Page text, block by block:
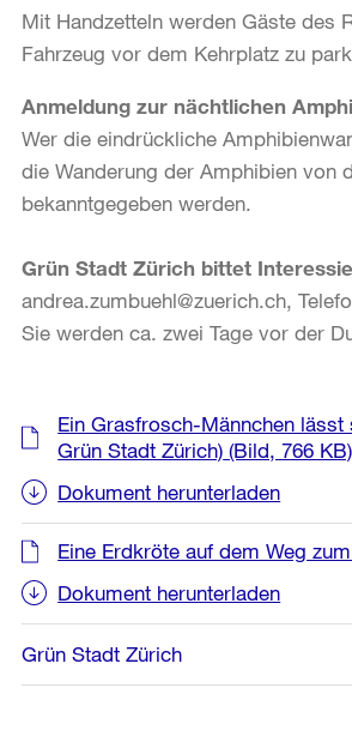
Mit Handzetteln werden Gäste des
Fahrzeug vor dem Kehrplatz zu
Anmeldung zur nächtlichen
Wer die eindrückliche
die Wanderung der Amphibien von
bekanntgegeben werden.
Grün Stadt Zürich bittet
andrea.zumbuehl@zuerich.ch,
Sie werden ca. zwei Tage vor der
Weitere
Informationen
Ein Grasfrosch-Männchen
Grün Stadt Zürich) (Bild, 766 KB)
Dokument herunterladen
Eine Erdkröte auf dem Weg
Dokument herunterladen
Grün Stadt Zürich